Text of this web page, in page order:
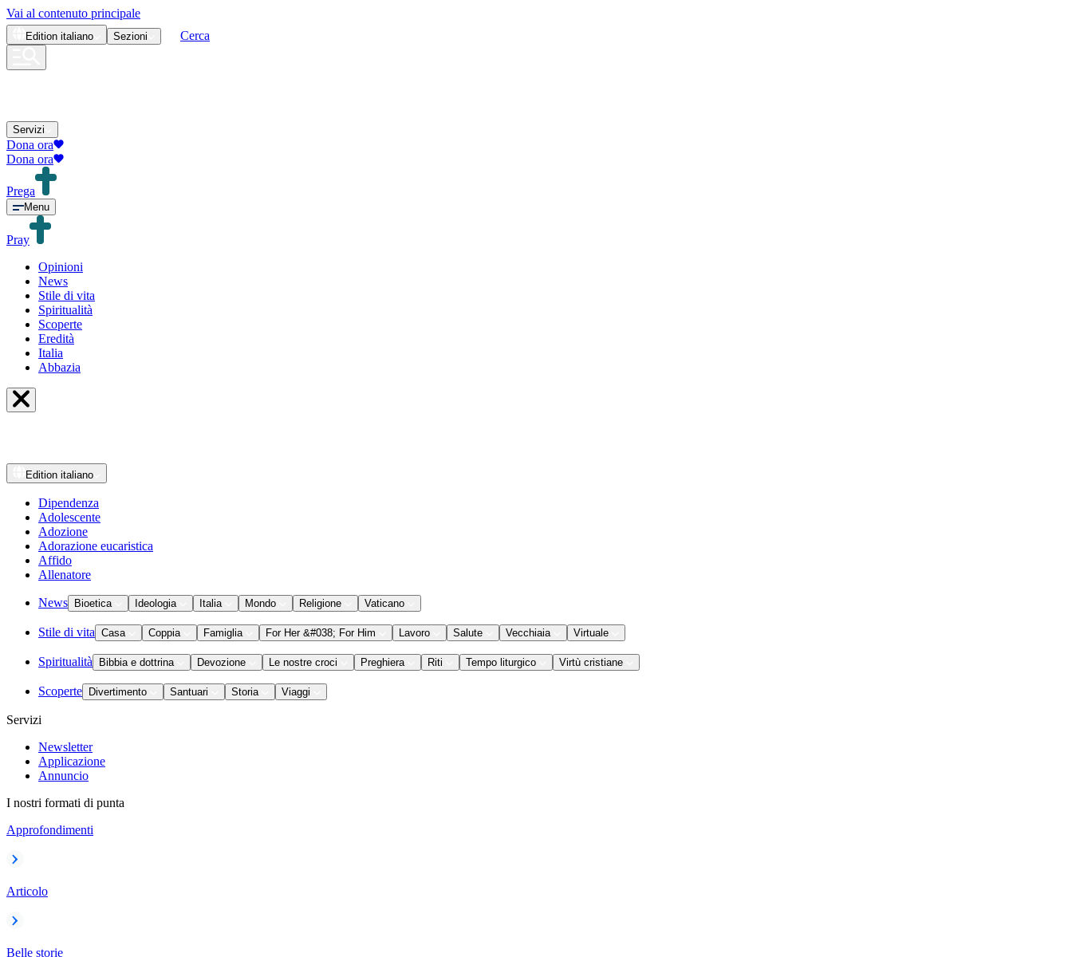
Vai al contenuto principale
Edition italiano Sezioni Cerca
Servizi
Dona ora
Dona ora
Prega
Menu
Pray
Opinioni
News
Stile di vita
Spiritualità
Scoperte
Eredità
Italia
Abbazia
Edition italiano
Dipendenza
Adolescente
Adozione
Adorazione eucaristica
Affido
Allenatore
News Bioetica Ideologia Italia Mondo Religione Vaticano
Stile di vita Casa Coppia Famiglia For Her &#038; For Him Lavoro Salute Vecchiaia Virtuale
Spiritualità Bibbia e dottrina Devozione Le nostre croci Preghiera Riti Tempo liturgico Virtù cristiane
Scoperte Divertimento Santuari Storia Viaggi
Servizi
Newsletter
Applicazione
Annuncio
I nostri formati di punta
Approfondimenti
Articolo
Belle storie